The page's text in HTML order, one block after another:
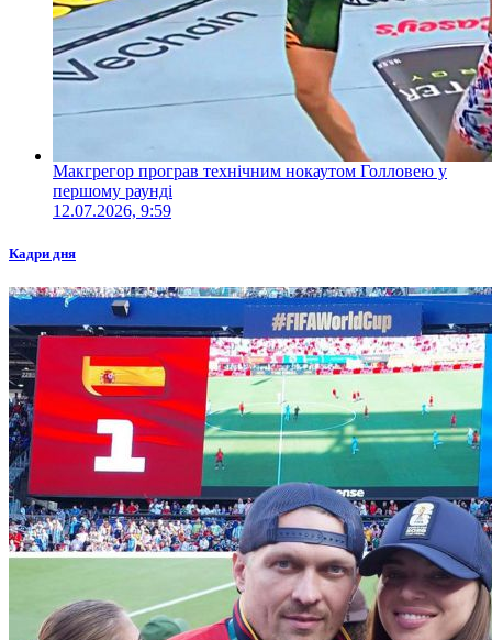
Макгрегор програв технічним нокаутом Голловею у
першому раунді
12.07.2026, 9:59
Кадри дня